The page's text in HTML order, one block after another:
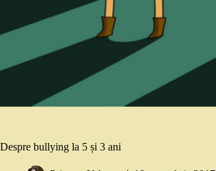
Despre bullying la 5 și 3 ani